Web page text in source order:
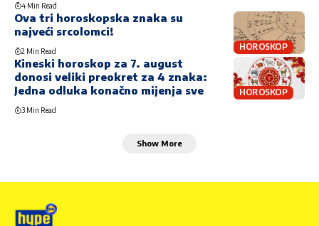
4 Min Read
HOROSKOP
Ova tri horoskopska znaka su
najveći srcolomci!
2 Min Read
HOROSKOP
Kineski horoskop za 7. august
donosi veliki preokret za 4 znaka:
Jedna odluka konačno mijenja sve
3 Min Read
Show More